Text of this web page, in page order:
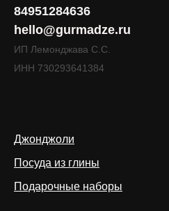
84951284636
hello@gurmadze.ru
ИП Лемонджава С.С.
ИНН 730293641384
Джонджоли
Посуда из глины
Подарочные наборы